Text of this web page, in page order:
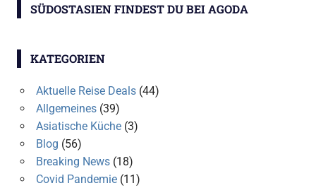
ÜDOSTASIEN FINDEST DU BEI AGODA
KATEGORIEN
Aktuelle Reise Deals(44)
Allgemeines(39)
Asiatische Küche(3)
Blog (56)
Breaking News(18)
Covid Pandemie(11)